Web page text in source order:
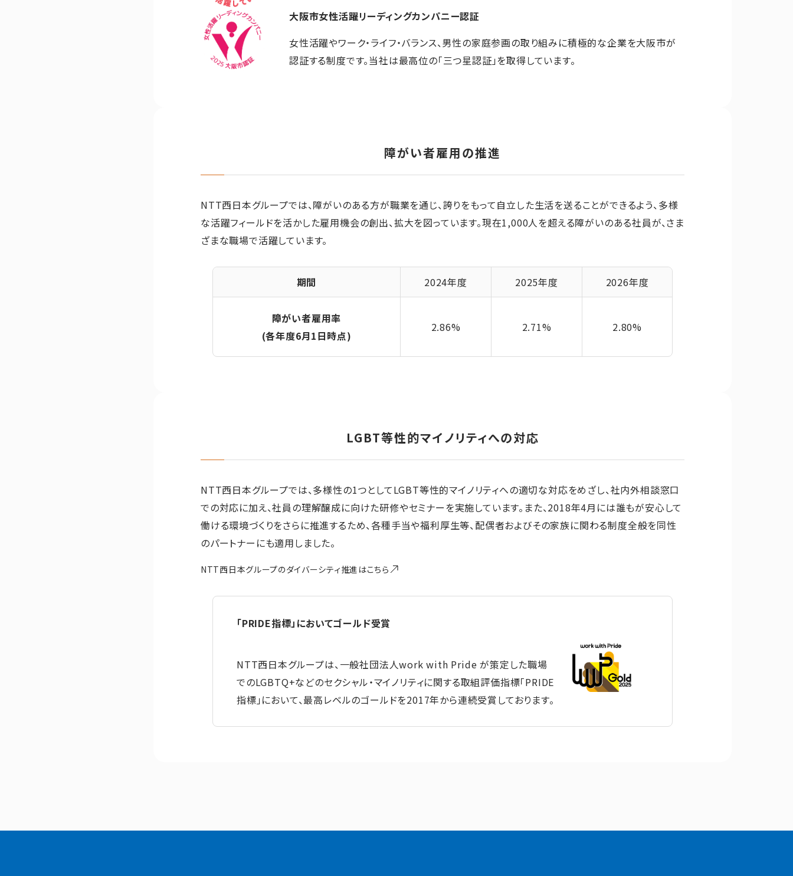
大阪市女性活躍リーディングカンパニー認証
女性活躍やワーク・ライフ・バランス、男性の家庭参画の取り組みに積極的な企業を大阪市が
認証する制度です。当社は最高位の「三つ星認証」を取得しています。
障がい者雇用の推進
NTT西日本グループでは、障がいのある方が職業を通じ、誇りをもって自立した生活を送ることができるよう、多様
な活躍フィールドを活かした雇用機会の創出、拡大を図っています。現在1,000人を超える障がいのある社員が、さま
ざまな職場で活躍しています。
期間 2024年度 2025年度 2026年度
障がい者雇用率
(各年度6月1日時点)
2.86% 2.71% 2.80%
LGBT等性的マイノリティへの対応
NTT西日本グループでは、多様性の1つとしてLGBT等性的マイノリティへの適切な対応をめざし、社内外相談窓口
での対応に加え、社員の理解醸成に向けた研修やセミナーを実施しています。また、2018年4月には誰もが安心して
働ける環境づくりをさらに推進するため、各種手当や福利厚生等、配偶者およびその家族に関わる制度全般を同性
のパートナーにも適用しました。
NTT西日本グループのダイバーシティ推進はこちら
「PRIDE指標」においてゴールド受賞
NTT西日本グループは、一般社団法人work with Pride が策定した職場
でのLGBTQ+などのセクシャル・マイノリティに関する取組評価指標「PRIDE
指標」において、最高レベルのゴールドを2017年から連続受賞しております。